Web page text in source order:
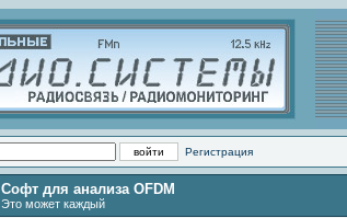
Регистрация
Софт для анализа OFDM
Это может каждый